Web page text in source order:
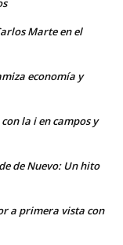
Marte en el
economía y
la i en campos y
de Nuevo: Un hito
a primera vista con